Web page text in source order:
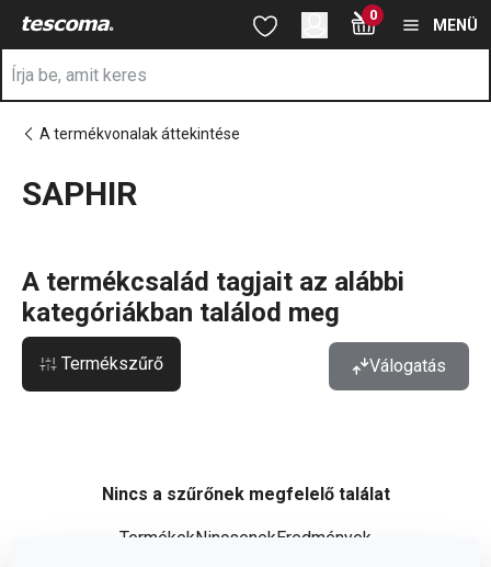
Ugrás a fő tartalomhoz
Ugrás a kereséshez
Ugrás a navigációhoz 0
MENÜ
A termékvonalak áttekintése
SAPHIR
A termékcsalád tagjait az alábbi
kategóriákban találod meg
Termékszűrő Válogatás
Nincs a szűrőnek megfelelő találat
TermékekNincsenekEredmények